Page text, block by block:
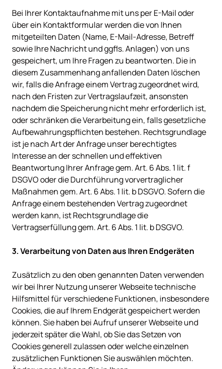
Bei Ihrer Kontaktaufnahme mit uns per E-Mail oder
über ein Kontaktformular werden die von Ihnen
mitgeteilten Daten (Name, E-Mail-Adresse, Betreff
sowie Ihre Nachricht und ggfls. Anlagen) von uns
gespeichert, um Ihre Fragen zu beantworten. Die in
diesem Zusammenhang anfallenden Daten löschen
wir, falls die Anfrage einem Vertrag zugeordnet wird,
nach den Fristen zur Vertragslaufzeit, ansonsten
nachdem die Speicherung nicht mehr erforderlich ist,
oder schränken die Verarbeitung ein, falls gesetzliche
Aufbewahrungspflichten bestehen. Rechtsgrundlage
ist je nach Art der Anfrage unser berechtigtes
Interesse an der schnellen und effektiven
Beantwortung Ihrer Anfrage gem. Art. 6 Abs. 1 lit. f
DSGVO oder die Durchführung vorvertraglicher
Maßnahmen gem. Art. 6 Abs. 1 lit. b DSGVO. Sofern die
Anfrage einem bestehenden Vertrag zugeordnet
werden kann, ist Rechtsgrundlage die
Vertragserfüllung gem. Art. 6 Abs. 1 lit. b DSGVO.
Zusätzlich zu den oben genannten Daten verwenden
wir bei Ihrer Nutzung unserer Webseite technische
Hilfsmittel für verschiedene Funktionen, insbesondere
Cookies, die auf Ihrem Endgerät gespeichert werden
können. Sie haben bei Aufruf unserer Webseite und
jederzeit später die Wahl, ob Sie das Setzen von
Cookies generell zulassen oder welche einzelnen
zusätzlichen Funktionen Sie auswählen möchten.